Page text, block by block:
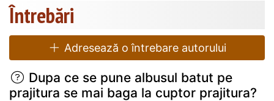
Întrebări
Adresează o întrebare autorului
Dupa ce se pune albusul batut pe
prajitura se mai baga la cuptor prajitura?